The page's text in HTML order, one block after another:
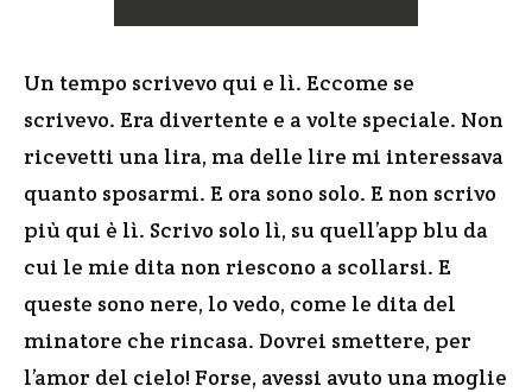
Un tempo scrivevo qui e lì. Eccome se
scrivevo. Era divertente e a volte speciale. Non
ricevetti una lira, ma delle lire mi interessava
quanto sposarmi. E ora sono solo. E non scrivo
più qui è lì. Scrivo solo lì, su quell’app blu da
cui le mie dita non riescono a scollarsi. E
queste sono nere, lo vedo, come le dita del
minatore che rincasa. Dovrei smettere, per
l’amor del cielo! Forse, avessi avuto una moglie